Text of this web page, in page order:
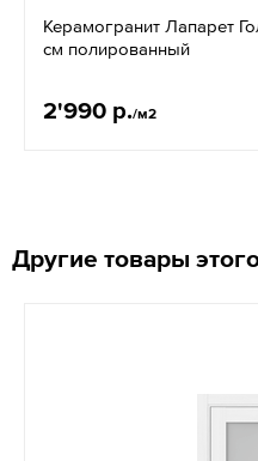
Керамогранит Лапарет
см полированный
2'990 р./м2
Другие товары